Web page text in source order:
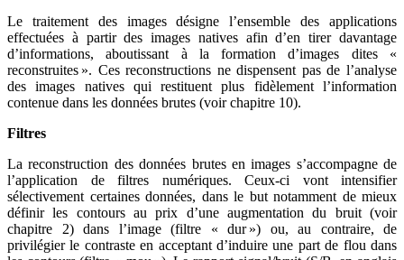
Le traitement des images désigne l’ensemble des applications
effectuées à partir des images natives afin d’en tirer davantage
d’informations, aboutissant à la formation d’images dites «
reconstruites ». Ces reconstructions ne dispensent pas de l’analyse
des images natives qui restituent plus fidèlement l’information
contenue dans les données brutes (voir chapitre 10).
Filtres
La reconstruction des données brutes en images s’accompagne de
l’application de filtres numériques. Ceux-ci vont intensifier
sélectivement certaines données, dans le but notamment de mieux
définir les contours au prix d’une augmentation du bruit (voir
chapitre 2) dans l’image (filtre « dur ») ou, au contraire, de
privilégier le contraste en acceptant d’induire une part de flou dans